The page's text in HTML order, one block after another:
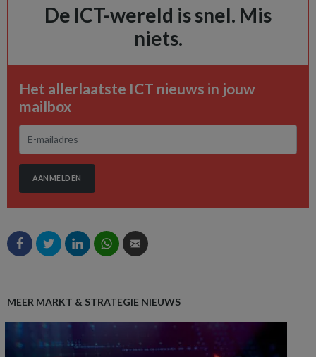
De ICT-wereld is snel. Mis
niets.
Het allerlaatste ICT nieuws in jouw
mailbox
AANMELDEN
MEER MARKT & STRATEGIE NIEUWS